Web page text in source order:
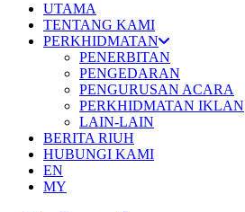
UTAMA
TENTANG KAMI
PERKHIDMATAN
PENERBITAN
PENGEDARAN
PENGURUSAN ACARA
PERKHIDMATAN IKLAN
LAIN-LAIN
BERITA RIUH
HUBUNGI KAMI
EN
MY